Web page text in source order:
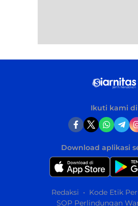
Ikuti kami di
Download aplikasi
Redaksi
Kode Etik
SOP Perlindungan